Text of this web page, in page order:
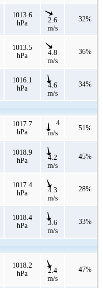
1013.6
hPa
2.6
m/s
32%
1013.5
hPa
4.8
m/s
36%
1016.1
hPa
4.6
m/s
34%
1017.7
hPa
4
m/s
51%
1018.9
hPa
4.2
m/s
45%
1017.4
hPa
4.3
m/s
28%
1018.4
hPa
3.6
m/s
33%
1018.2
hPa
2.4
m/s
47%